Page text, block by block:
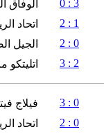
3 : 0
الوفاق
1 : 2
اتحاد
0 : 2
الجيل
2 : 3
0 : 3
فيلاج
0 : 2
اتحاد